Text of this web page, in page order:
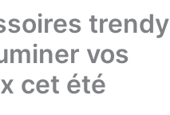
trendy
vos
cet été